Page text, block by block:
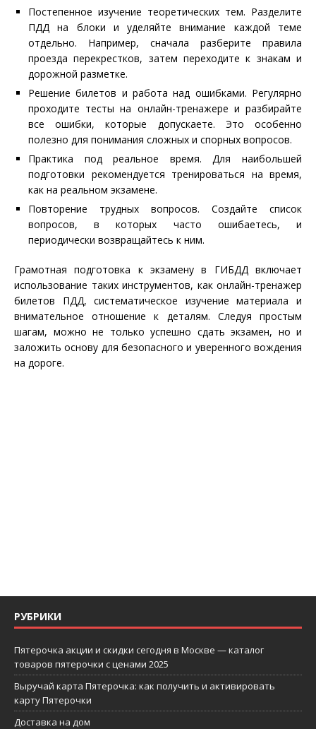
Постепенное изучение теоретических тем. Разделите
ПДД на блоки и уделяйте внимание каждой теме
отдельно. Например, сначала разберите правила
проезда перекрестков, затем переходите к знакам и
дорожной разметке.
Решение билетов и работа над ошибками. Регулярно
проходите тесты на онлайн-тренажере и разбирайте
все ошибки, которые допускаете. Это особенно
полезно для понимания сложных и спорных вопросов.
Практика под реальное время. Для наибольшей
подготовки рекомендуется тренироваться на время,
как на реальном экзамене.
Повторение трудных вопросов. Создайте список
вопросов, в которых часто ошибаетесь, и
периодически возвращайтесь к ним.
Грамотная подготовка к экзамену в ГИБДД включает
использование таких инструментов, как онлайн-тренажер
билетов ПДД, систематическое изучение материала и
внимательное отношение к деталям. Следуя простым
шагам, можно не только успешно сдать экзамен, но и
заложить основу для безопасного и уверенного вождения
на дороге.
РУБРИКИ
Пятерочка акции и скидки сегодня в Москве — каталог
товаров пятерочки с ценами 2025
Выручай карта Пятерочка: как получить и активировать
карту Пятерочки
Доставка на дом